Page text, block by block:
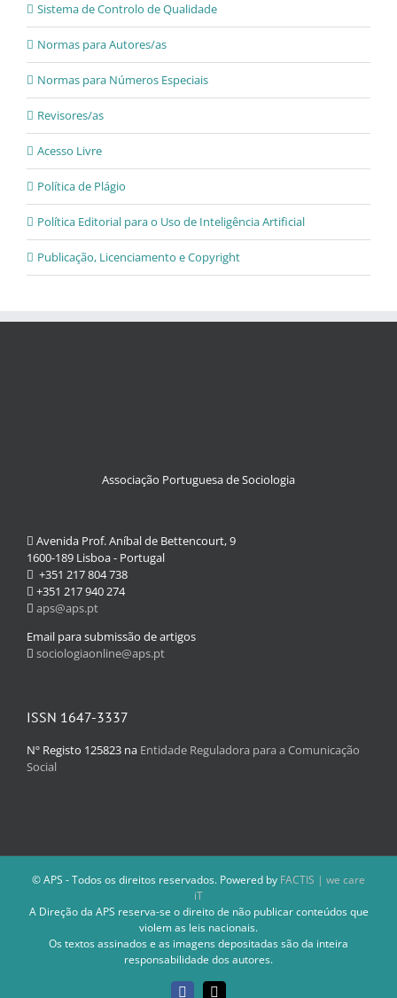
Sistema de Controlo de Qualidade
Normas para Autores/as
Normas para Números Especiais
Revisores/as
Acesso Livre
Política de Plágio
Política Editorial para o Uso de Inteligência Artificial
Publicação, Licenciamento e Copyright
Associação Portuguesa de Sociologia
Avenida Prof. Aníbal de Bettencourt, 9
1600-189 Lisboa - Portugal
+351 217 804 738
+351 217 940 274
aps@aps.pt
Email para submissão de artigos
sociologiaonline@aps.pt
ISSN 1647-3337
Nº Registo 125823 na Entidade Reguladora para a Comunicação
Social
© APS - Todos os direitos reservados. Powered by FACTIS | we care
iT
A Direção da APS reserva-se o direito de não publicar conteúdos que
violem as leis nacionais.
Os textos assinados e as imagens depositadas são da inteira
responsabilidade dos autores.